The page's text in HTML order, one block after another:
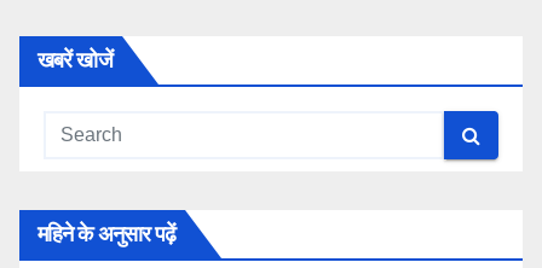
खबरें खोजें
महिने के अनुसार पढ़ें